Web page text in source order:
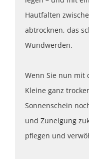
Hautfalten
abtrocknen, das
Wundwerden.
Wenn Sie nun mit
Kleine ganz
Sonnenschein
und Zuneigung
pflegen und